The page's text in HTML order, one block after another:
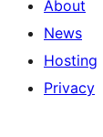
About
News
Hosting
Privacy